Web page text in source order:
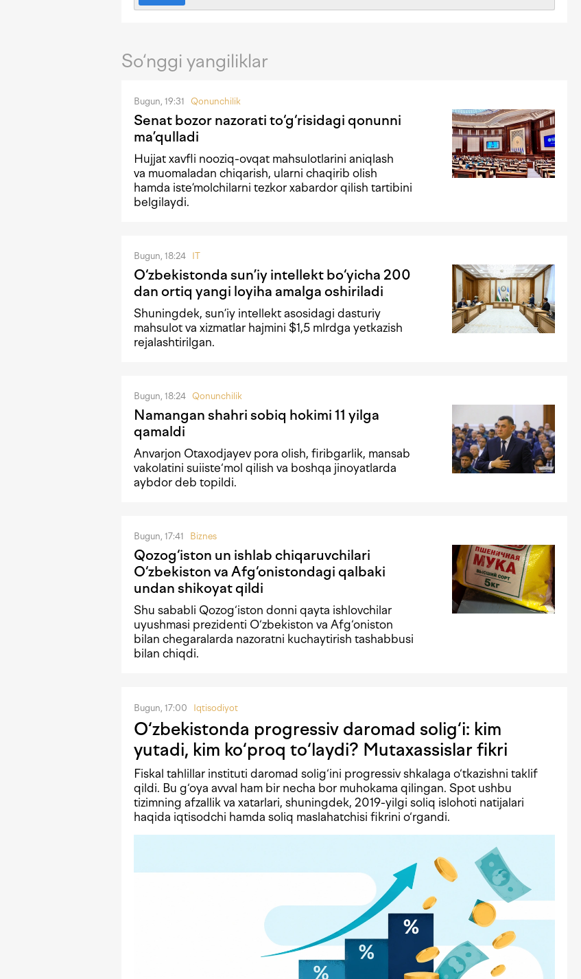
So‘nggi yangiliklar
Bugun, 19:31 Qonunchilik
Senat bozor nazorati to‘g‘risidagi qonunni
ma’qulladi
Hujjat xavfli nooziq-ovqat mahsulotlarini aniqlash
va muomaladan chiqarish, ularni chaqirib olish
hamda iste’molchilarni tezkor xabardor qilish tartibini
belgilaydi.
Bugun, 18:24 IT
O‘zbekistonda sun’iy intellekt bo‘yicha 200
dan ortiq yangi loyiha amalga oshiriladi
Shuningdek, sun’iy intellekt asosidagi dasturiy
mahsulot va xizmatlar hajmini $1,5 mlrdga yetkazish
rejalashtirilgan.
Bugun, 18:24 Qonunchilik
Namangan shahri sobiq hokimi 11 yilga
qamaldi
Anvarjon Otaxodjayev pora olish, firibgarlik, mansab
vakolatini suiiste‘mol qilish va boshqa jinoyatlarda
aybdor deb topildi.
Bugun, 17:41 Biznes
Qozog‘iston un ishlab chiqaruvchilari
O‘zbekiston va Afg‘onistondagi qalbaki
undan shikoyat qildi
Shu sababli Qozog‘iston donni qayta ishlovchilar
uyushmasi prezidenti O‘zbekiston va Afg‘oniston
bilan chegaralarda nazoratni kuchaytirish tashabbusi
bilan chiqdi.
Bugun, 17:00 Iqtisodiyot
O‘zbekistonda progressiv daromad solig‘i: kim
yutadi, kim ko‘proq to‘laydi? Mutaxassislar fikri
Fiskal tahlillar instituti daromad solig‘ini progressiv shkalaga o‘tkazishni taklif
qildi. Bu g‘oya avval ham bir necha bor muhokama qilingan. Spot ushbu
tizimning afzallik va xatarlari, shuningdek, 2019-yilgi soliq islohoti natijalari
haqida iqtisodchi hamda soliq maslahatchisi fikrini o‘rgandi.